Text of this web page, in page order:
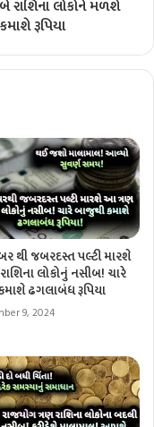
બે રાશિના લોકોને મળશે
રૂપિયા
થી જબરદસ્ત પલ્ટી મારશે
લોકોનું નસીબ! ચારે
ઢગલાબંધ રૂપિયા
9, 2024